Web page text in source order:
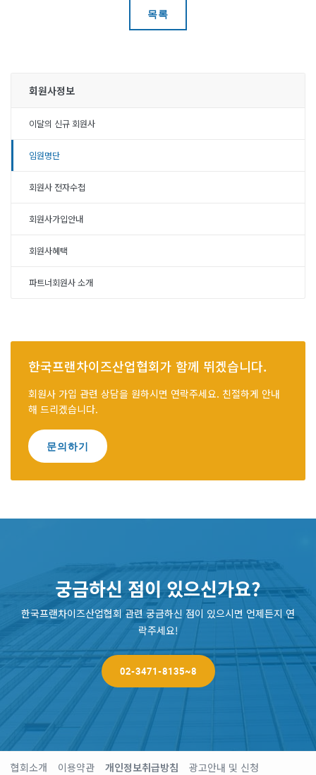
목록
회원사정보
이달의 신규 회원사
임원명단
회원사 전자수첩
회원사가입안내
회원사혜택
파트너회원사 소개
한국프랜차이즈산업협회가 함께 뛰겠습니다.
회원사 가입 관련 상담을 원하시면 연락주세요. 친절하게 안내
해 드리겠습니다.
문의하기
궁금하신 점이 있으신가요?
한국프랜차이즈산업협회 관련 궁금하신 점이 있으시면 언제든지 연
락주세요!
02-3471-8135~8
협회소개 이용약관 개인정보취급방침 광고안내 및 신청